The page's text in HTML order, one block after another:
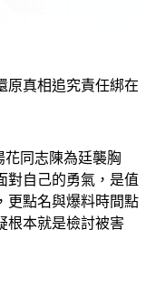
原真相追究責任綁在
花同志陳為廷襲胸
對自己的勇氣，是值
更點名與爆料時間點
根本就是檢討被害